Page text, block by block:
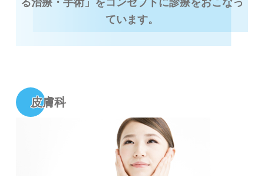
ています。
皮膚科